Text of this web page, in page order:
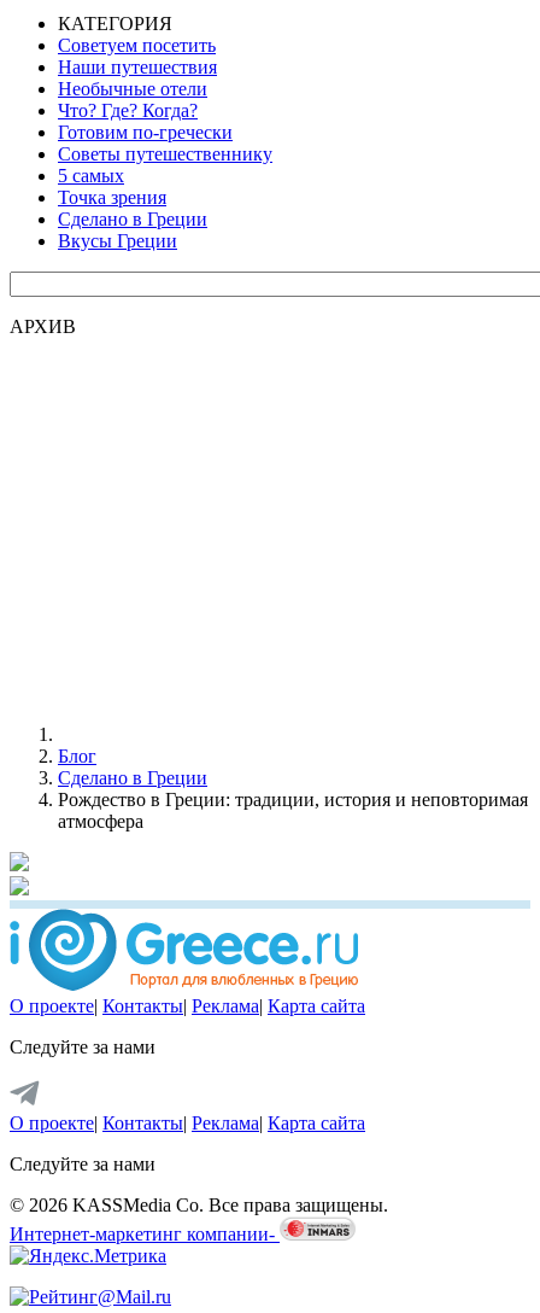
КАТЕГОРИЯ
Советуем посетить
Наши путешествия
Необычные отели
Что? Где? Когда?
Готовим по-гречески
Советы путешественнику
5 самых
Точка зрения
Сделано в Греции
Вкусы Греции
АРХИВ
Блог
Сделано в Греции
Рождество в Греции: традиции, история и неповторимая
атмосфера
О проекте| Контакты| Реклама| Карта сайта
Следуйте за нами
О проекте| Контакты| Реклама| Карта сайта
Следуйте за нами
© 2026 KASSMedia Co. Все права защищены.
Интернет-маркетинг компании-